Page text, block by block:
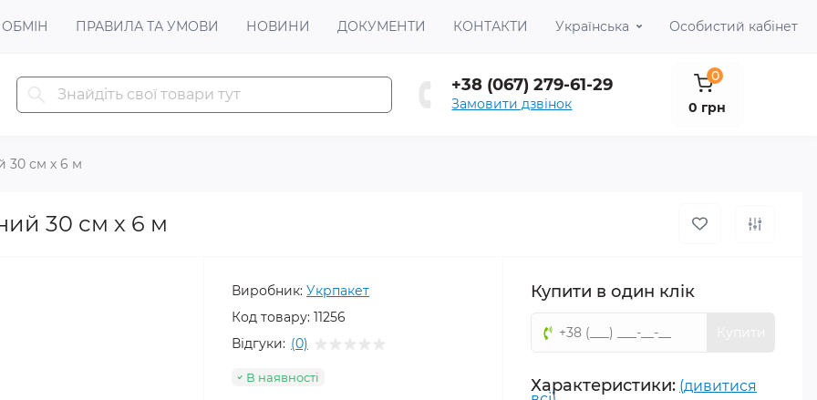
ПРАВИЛА ТА УМОВИ НОВИНИ ДОКУМЕНТИ КОНТАКТИ Українська Особистий кабінет
+38 (067) 279-61-29
Замовити дзвінок
0
0 грн
30 см х 6 м
30 см х 6 м
Виробник: Укрпакет
Код товару: 11256
Відгуки: (0)
В наявності
Купити в один клік
Характеристики: (дивитися